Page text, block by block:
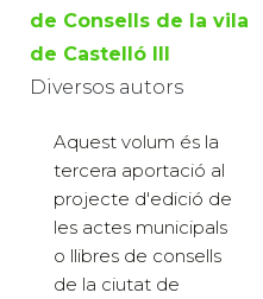
de Consells de la vila
de Castelló III
Diversos autors
Aquest volum és la
tercera aportació al
projecte d'edició de
les actes municipals
o llibres de consells
de la ciutat de